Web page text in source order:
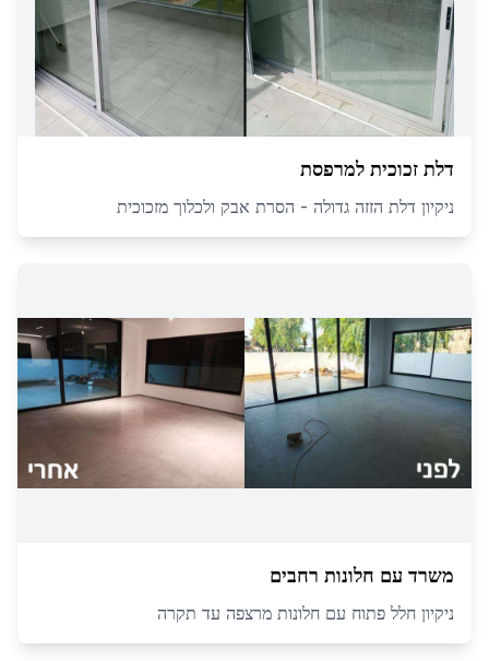
דלת זכוכית למרפסת
ניקיון דלת הזזה גדולה - הסרת אבק ולכלוך מזכוכית
משרד עם חלונות רחבים
ניקיון חלל פתוח עם חלונות מרצפה עד תקרה